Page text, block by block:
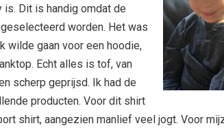
is. Dit is handig omdat de
worden. Het was
wilde gaan voor een hoodie,
Echt alles is tof, van
scherp geprijsd. Ik had de
producten. Voor dit shirt
shirt, aangezien manlief veel jogt. Voor